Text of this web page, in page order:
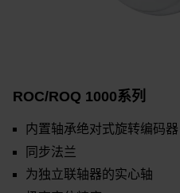
ROC/ROQ 1000系列
内置轴承绝对式旋转编码器
同步法兰
为独立联轴器的实心轴